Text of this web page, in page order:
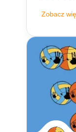
Zobacz